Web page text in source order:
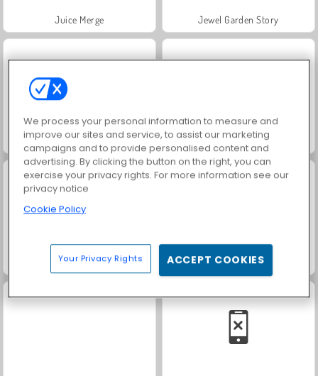
Juice Merge Jewel Garden Story
Grand Mahjong Connect
Scala 40 Masha and the Bear: Meadows
We process your personal information to measure and
improve our sites and service, to assist our marketing
campaigns and to provide personalised content and
advertising. By clicking the button on the right, you can
exercise your privacy rights. For more information see our
privacy notice
Cookie Policy
Your Privacy Rights ACCEPT COOKIES